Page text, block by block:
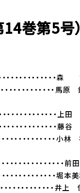
14巻第5
・・・・・・・・・・
・・・・・・・・馬原
・・・・・・・・上
・・・・・・・・・・・藤
・・・・・・・・・・・・・・小
・・・・・・・・・・・・・
・・・・・・・・堀本
・・・・・・・・・・・・井